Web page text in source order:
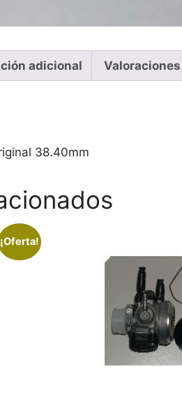
adicional
38.40mm
¡Oferta!